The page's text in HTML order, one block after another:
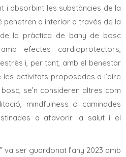
i absorbint les substàncies de la
penetren a interior a través de la
la pràctica de bany de bosc
efectes cardioprotectors,
i, per tant, amb el benestar
activitats proposades a l’aire
se’n consideren altres com
mindfulness o caminades
a afavorir la salut i el
va ser guardonat l’any 2023 amb